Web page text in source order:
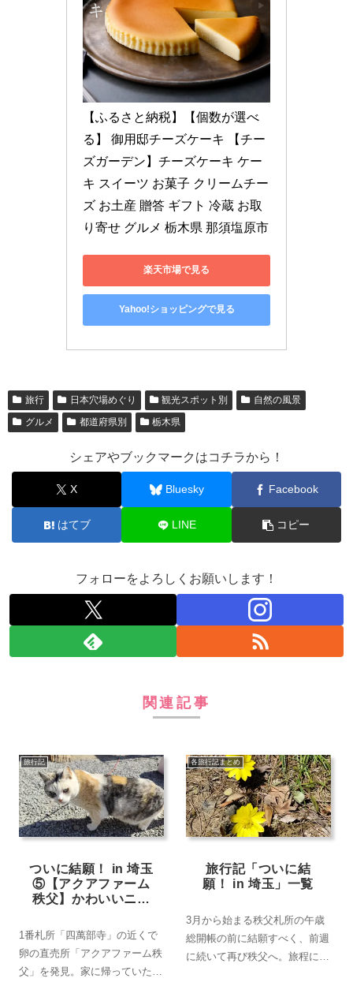
【ふるさと納税】【個数が選べ
る】 御用邸チーズケーキ 【チー
ズガーデン】チーズケーキ ケー
キ スイーツ お菓子 クリームチー
ズ お土産 贈答 ギフト 冷蔵 お取
り寄せ グルメ 栃木県 那須塩原市
楽天市場で見る
Yahoo!ショッピングで見る
旅行 日本穴場めぐり 観光スポット別
自然の風景
グルメ
都道府県別 栃木県
シェアやブックマークはコチラから！
X Bluesky Facebook
はてブ LINE コピー
フォローをよろしくお願いします！
関連記事
旅行記
ついに結願！ in 埼玉
⑤【アクアファーム
秩父】かわいいニャ
1番札所「四萬部寺」の近くで
卵の直売所「アクアファーム秩
父」を発見。家に帰っていただ
各旅行記まとめ
旅行記「ついに結
願！ in 埼玉」一覧
3月から始まる秩父札所の午歳
総開帳の前に結願すべく、前週
に続いて再び秩父へ。旅程に余